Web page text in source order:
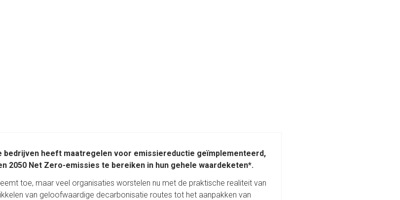
bedrijven heeft maatregelen voor emissiereductie geïmplementeerd,
2050 Net Zero-emissies te bereiken in hun gehele waardeketen*.
toe, maar veel organisaties worstelen nu met de praktische realiteit van
van geloofwaardige decarbonisatie routes tot het aanpakken van